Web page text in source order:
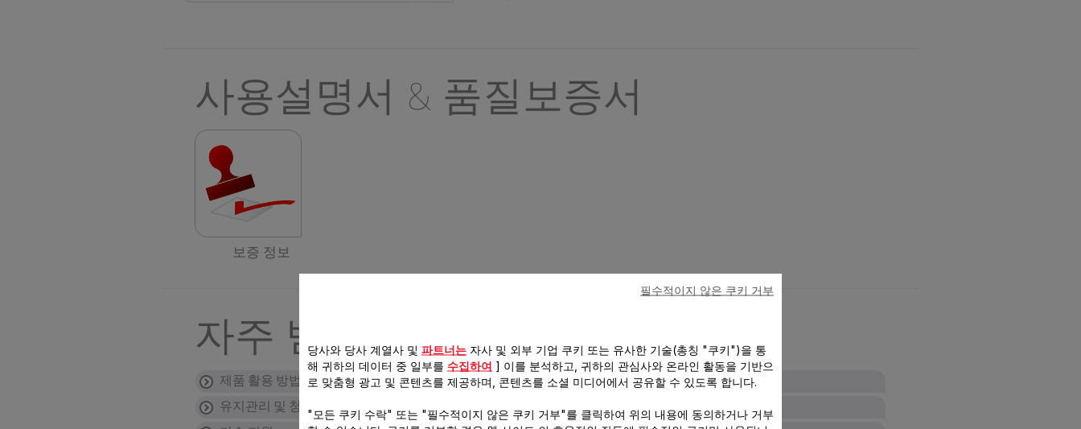
사용설명서 & 품질보증서
보증 정보
자주 받는 질문
제품 활용 방법
조리 후 얼마나 지나야 압력솥을 열 수 있을까요?
유지관리 및 청소
당사와 당사 계열사 및 파트너는 자사 및 외부 기업 쿠키 또는 유사한 기술(총칭 "쿠키")을 통
해 귀하의 데이터 중 일부를 수집하여 ] 이를 분석하고, 귀하의 관심사와 온라인 활동을 기반으
로 맞춤형 광고 및 콘텐츠를 제공하며, 콘텐츠를 소셜 미디어에서 공유할 수 있도록 합니다.
"모든 쿠키 수락" 또는 "필수적이지 않은 쿠키 거부"를 클릭하여 위의 내용에 동의하거나 거부
필수적이지 않은 쿠키 거부